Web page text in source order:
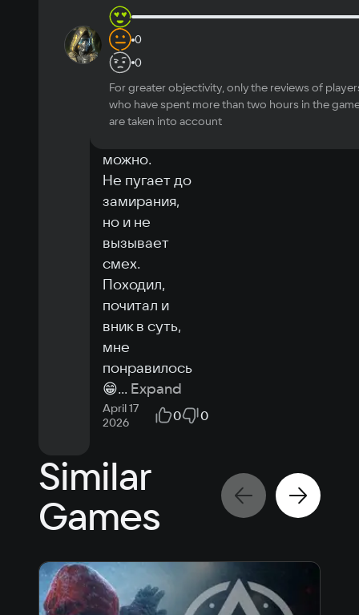
OS
Windows 11
Processor
Ryzen 5 1600
Memory
GeForce GTX 1060
Space
1oleg_11
Игра
небольшая,
но в
атмосферу
можно.
Не пугает до
замирания,
но и не
вызывает
смех.
Походил,
почитал и
вник в суть,
мне
понравилось
😁... Expand
April 17
2026
0 0
0
0
For greater objectivity, only the reviews of
who have spent more than two hours in the
are taken into account
Similar
Games